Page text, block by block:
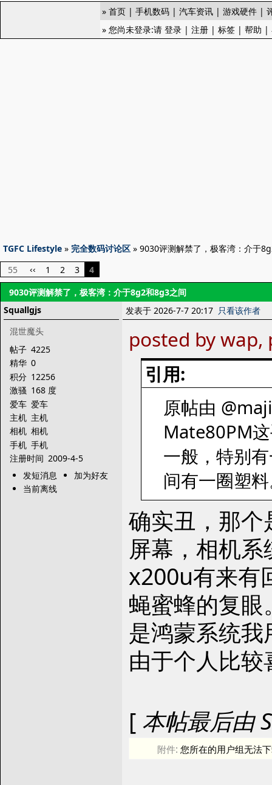
» 首页 | 手机数码 | 汽车资讯 | 游戏硬件 |
» 您尚未登录:请 登录 | 注册 | 标签 | 帮助 |
TGFC Lifestyle » 完全数码讨论区 » 9030评测解禁了，极客湾：介于
55
‹‹ 1 2 3
4
9030评测解禁了，极客湾：介于8g2和8g3之间
Squallgjs
混世魔头
帖子 4225
精华 0
积分 12256
激骚 168 度
爱车 爱车
主机 主机
相机 相机
手机 手机
注册时间 2009-4-5
发短消息
加为好友
当前离线
发表于 2026-7-7 20:17 只看该作者
posted by
引用:
原帖由
Mate80PM
一般，特别
间有一圈塑
确实丑，那
屏幕，相机
x200u有来有
蝇蜜蜂的复
是鸿蒙系统
由于个人比
[ 本帖最后由
附件:您所在的用户组无法